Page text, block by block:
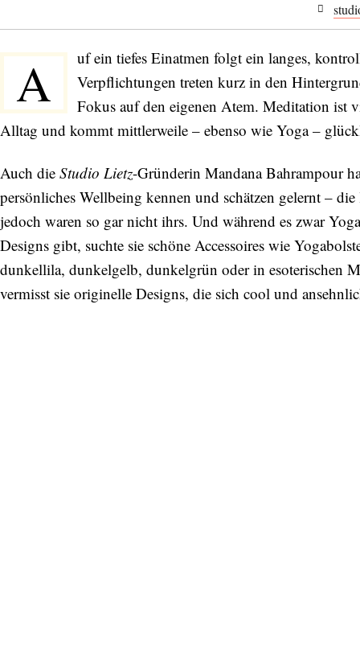
A
uf ein tiefes Einatmen folgt ein langes,
Verpflichtungen treten kurz in den
Fokus auf den eigenen Atem. Meditation ist
Alltag und kommt mittlerweile – ebenso wie Yoga –
Auch die Studio Lietz-Gründerin Mandana Bahrampour
persönliches Wellbeing kennen und schätzen gelernt –
jedoch waren so gar nicht ihrs. Und während es zwar
Designs gibt, suchte sie schöne Accessoires wie
dunkellila, dunkelgelb, dunkelgrün oder in esoterischen
vermisst sie originelle Designs, die sich cool und